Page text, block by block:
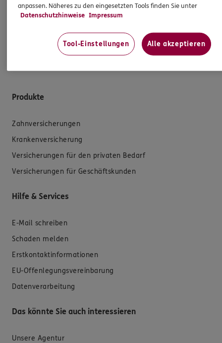
Kontakt aufnehmen
Produkte
Zahnversicherungen
Krankenversicherung
Versicherungen für den privaten Bedarf
Versicherungen für Geschäftskunden
Hilfe & Services
E-Mail schreiben
Schaden melden
Erstkontaktinformationen
EU-Offenlegungsvereinbarung
Datenverarbeitung
Das könnte Sie auch interessieren
Unsere Agentur
anpassen. Näheres zu den eingesetzten Tools finden Sie unter
Datenschutzhinweise Impressum
Tool-Einstellungen Alle akzeptieren